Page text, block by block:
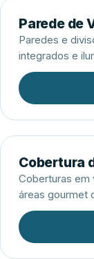
Parede de
Paredes e
integrados e
Cobertura
Coberturas em
áreas gourmet